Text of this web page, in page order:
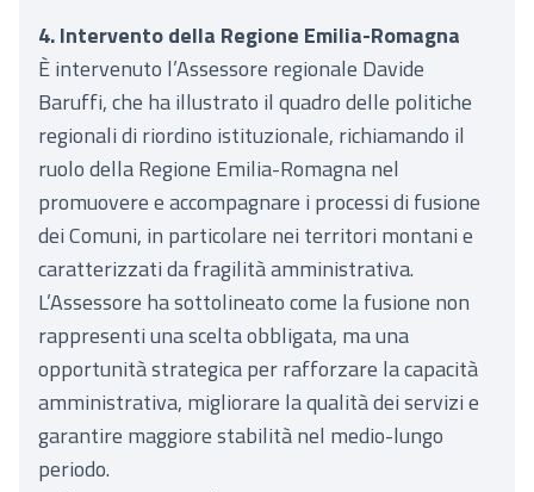
4. Intervento della Regione Emilia-Romagna
È intervenuto l’Assessore regionale Davide
Baruffi, che ha illustrato il quadro delle politiche
regionali di riordino istituzionale, richiamando il
ruolo della Regione Emilia-Romagna nel
promuovere e accompagnare i processi di fusione
dei Comuni, in particolare nei territori montani e
caratterizzati da fragilità amministrativa.
L’Assessore ha sottolineato come la fusione non
rappresenti una scelta obbligata, ma una
opportunità strategica per rafforzare la capacità
amministrativa, migliorare la qualità dei servizi e
garantire maggiore stabilità nel medio-lungo
periodo.